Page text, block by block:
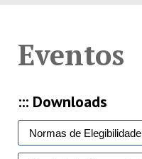
Eventos
::: Downloads
Normas de Elegibilidade